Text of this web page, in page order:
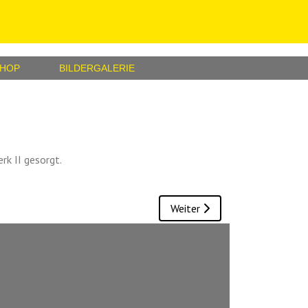
BILDERGALERIE
II gesorgt.
Nächster Beitrag: VR Bank
Weiter